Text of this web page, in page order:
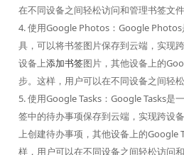
在不同设备之间轻松访问和管理书签文件
4. 使用Google Photos：Google
具，可以将书签图片保存到云端，实现
设备上添加书签图片，其他设备上的
步。这样，用户可以在不同设备之间轻
5. 使用Google Tasks：Google Tasks是
签中的待办事项保存到云端，实现跨设
上创建待办事项，其他设备上的Google
样，用户可以在不同设备之间轻松访问和